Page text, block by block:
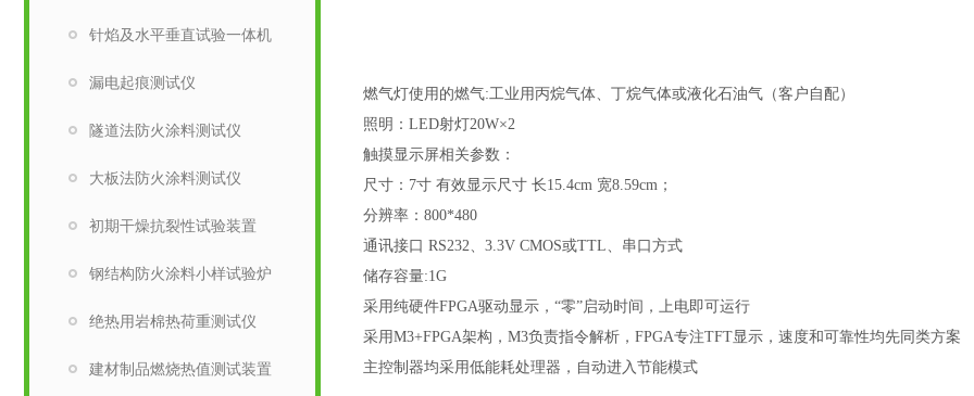
针焰及水平垂直试验一体机
漏电起痕测试仪
隧道法防火涂料测试仪
大板法防火涂料测试仪
初期干燥抗裂性试验装置
钢结构防火涂料小样试验炉
绝热用岩棉热荷重测试仪
建材制品燃烧热值测试装置
燃气灯使用的燃气:工业用丙烷气体、丁烷气体或液化石油气（客户自配）
照明：LED射灯20W×2
触摸显示屏相关参数：
尺寸： 7寸 有效显示尺寸 长15.4cm 宽8.59cm；
分辨率：800*480
通讯接口 RS232、3.3V CMOS或TTL、串口方式
储存容量:1G
采用纯硬件FPGA驱动显示，“零”启动时间，上电即可运行
采用M3+FPGA架构，M3负责指令解析，FPGA专注TFT显示，速度和可靠性均先同类方案
主控制器均采用低能耗处理器，自动进入节能模式